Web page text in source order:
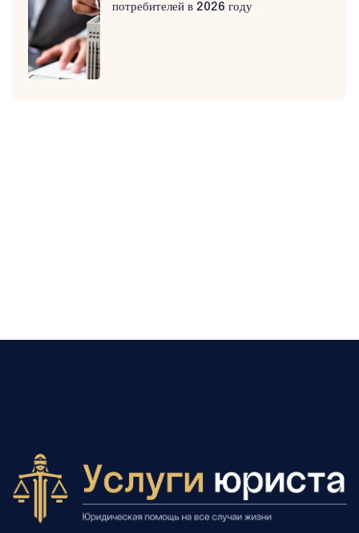
потребителей в 2026 году